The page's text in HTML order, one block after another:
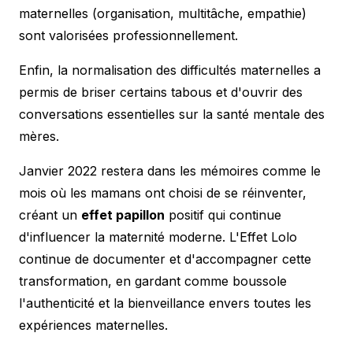
maternelles (organisation, multitâche, empathie)
sont valorisées professionnellement.
Enfin, la normalisation des difficultés maternelles a
permis de briser certains tabous et d'ouvrir des
conversations essentielles sur la santé mentale des
mères.
Janvier 2022 restera dans les mémoires comme le
mois où les mamans ont choisi de se réinventer,
créant un effet papillon positif qui continue
d'influencer la maternité moderne. L'Effet Lolo
continue de documenter et d'accompagner cette
transformation, en gardant comme boussole
l'authenticité et la bienveillance envers toutes les
expériences maternelles.